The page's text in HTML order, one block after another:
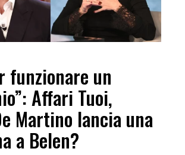
funzionare un
Affari Tuoi,
Martino lancia una
a Belen?